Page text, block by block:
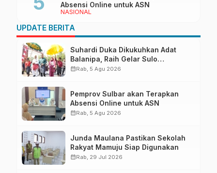
NASIONAL
Absensi Online untuk ASN
UPDATE BERITA
Suhardi Duka Dikukuhkan Adat
Balanipa, Raih Gelar Sulo
Tappidena
calendar_monthRab, 5 Agu 2026
Pemprov Sulbar akan Terapkan
Absensi Online untuk ASN
calendar_monthRab, 5 Agu 2026
Junda Maulana Pastikan Sekolah
Rakyat Mamuju Siap Digunakan
calendar_monthRab, 29 Jul 2026